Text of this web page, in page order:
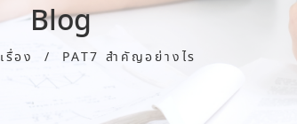
Blog
เรื่อง / PAT7 สำคัญอย่างไร